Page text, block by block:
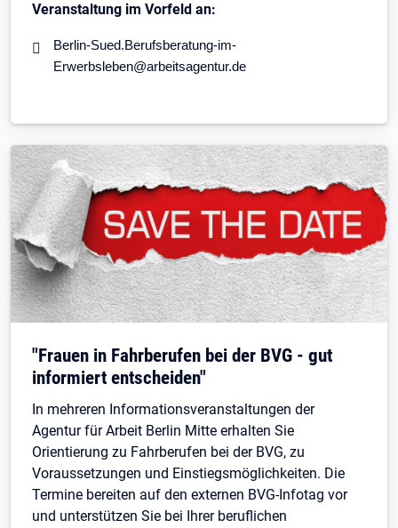
Veranstaltung im Vorfeld an:
Berlin-Sued.Berufsberatung-im-
Erwerbsleben@arbeitsagentur.de
"Frauen in Fahrberufen bei der BVG - gut
informiert entscheiden"
In mehreren Informationsveranstaltungen der
Agentur für Arbeit Berlin Mitte erhalten Sie
Orientierung zu Fahrberufen bei der BVG, zu
Voraussetzungen und Einstiegsmöglichkeiten. Die
Termine bereiten auf den externen BVG-Infotag vor
und unterstützen Sie bei Ihrer beruflichen